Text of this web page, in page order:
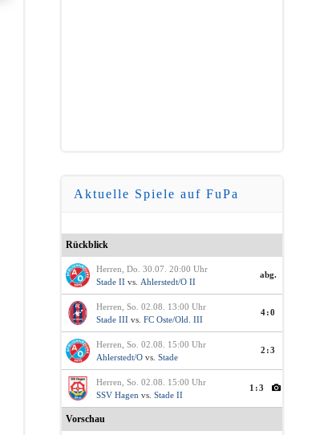
Aktuelle Spiele auf FuPa
Rückblick
Herren, Do. 30.07. 20:00 Uhr
Stade II vs. Ahlerstedt/O II
abg.
Herren, So. 02.08. 13:00 Uhr
Stade III vs. FC Oste/Old. III
4:0
Herren, So. 02.08. 15:00 Uhr
Ahlerstedt/Ovs. Stade
2:3
Herren, So. 02.08. 15:00 Uhr
SSV Hagen vs. Stade II
1:3
Vorschau